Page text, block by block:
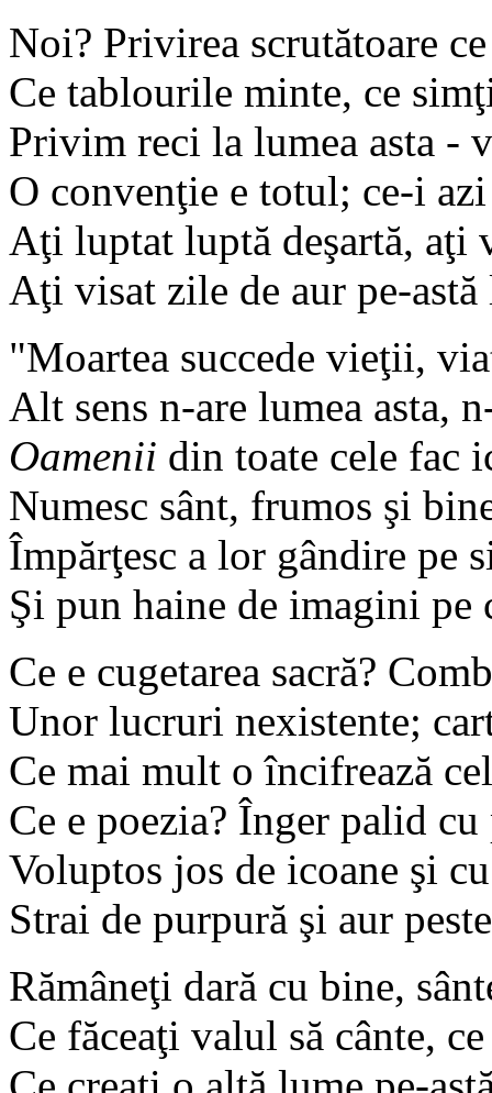
Noi? Privirea scrutătoare
Ce tablourile minte, ce
Privim reci la lumea asta -
O convenţie e totul; ce-i
Aţi luptat luptă deşartă, aţi
Aţi visat zile de aur pe-astă
"Moartea succede vieţii,
Alt sens n-are lumea asta,
Oamenii din toate cele fac
Numesc sânt, frumos şi
Împărţesc a lor gândire pe
Şi pun haine de imagini
Ce e cugetarea sacră?
Unor lucruri nexistente;
Ce mai mult o încifrează
Ce e poezia? Înger palid
Voluptos jos de icoane şi
Strai de purpură şi aur
Rămâneţi dară cu bine,
Ce făceaţi valul să cânte,